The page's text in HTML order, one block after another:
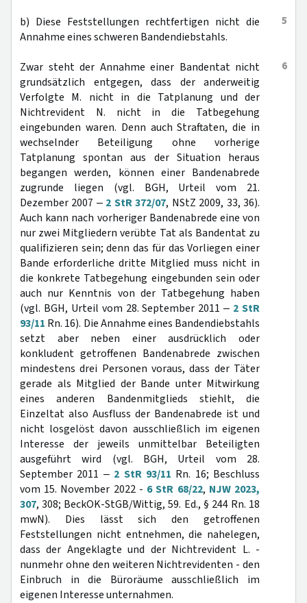
5
b) Diese Feststellungen rechtfertigen nicht die
Annahme eines schweren Bandendiebstahls.
6
Zwar steht der Annahme einer Bandentat nicht
grundsätzlich entgegen, dass der anderweitig
Verfolgte M. nicht in die Tatplanung und der
Nichtrevident N. nicht in die Tatbegehung
eingebunden waren. Denn auch Straftaten, die in
wechselnder Beteiligung ohne vorherige
Tatplanung spontan aus der Situation heraus
begangen werden, können einer Bandenabrede
zugrunde liegen (vgl. BGH, Urteil vom 21.
Dezember 2007 ‒ 2 StR 372/07, NStZ 2009, 33, 36).
Auch kann nach vorheriger Bandenabrede eine von
nur zwei Mitgliedern verübte Tat als Bandentat zu
qualifizieren sein; denn das für das Vorliegen einer
Bande erforderliche dritte Mitglied muss nicht in
die konkrete Tatbegehung eingebunden sein oder
auch nur Kenntnis von der Tatbegehung haben
(vgl. BGH, Urteil vom 28. September 2011 ‒ 2 StR
93/11 Rn. 16). Die Annahme eines Bandendiebstahls
setzt aber neben einer ausdrücklich oder
konkludent getroffenen Bandenabrede zwischen
mindestens drei Personen voraus, dass der Täter
gerade als Mitglied der Bande unter Mitwirkung
eines anderen Bandenmitglieds stiehlt, die
Einzeltat also Ausfluss der Bandenabrede ist und
nicht losgelöst davon ausschließlich im eigenen
Interesse der jeweils unmittelbar Beteiligten
ausgeführt wird (vgl. BGH, Urteil vom 28.
September 2011 ‒ 2 StR 93/11 Rn. 16; Beschluss
vom 15. November 2022 - 6 StR 68/22, NJW 2023,
307, 308; BeckOK-StGB/Wittig, 59. Ed., § 244 Rn. 18
mwN). Dies lässt sich den getroffenen
Feststellungen nicht entnehmen, die nahelegen,
dass der Angeklagte und der Nichtrevident L. -
nunmehr ohne den weiteren Nichtrevidenten - den
Einbruch in die Büroräume ausschließlich im
eigenen Interesse unternahmen.